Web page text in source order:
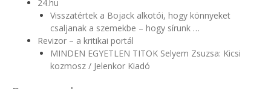
24.hu
Visszatértek a Bojack alkotói, hogy könnyeket
csaljanak a szemekbe – hogy sírunk …
Revizor – a kritikai portál
MINDEN EGYETLEN TITOK Selyem Zsuzsa: Kicsi
kozmosz / Jelenkor Kiadó